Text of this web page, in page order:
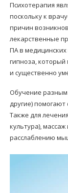
Психотерапия
поскольку к
причин
лекарственные
ПА в
гипноза, который
и существенно
Обучение
другие) помогают
Также для
культура),
расслаблению